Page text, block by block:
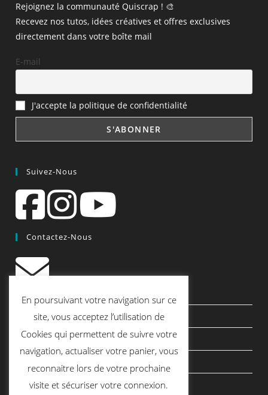
Rejoignez la communauté Quiscrap ! 🎨
Recevez nos tutos, idées créatives et offres exclusives
directement dans votre boîte mail
E-mail
J'accepte la politique de confidentialité
Suivez-Nous
Contactez-Nous
contact@quiscrap.fr
Les Fiches Techniques et les Tutos
Le Blog
Conditions générales de vente
Mentions légales
En poursuivant votre navigation sur ce
site, vous acceptez l’utilisation de
Cookies qui permettent de suivre votre
navigation, actualiser votre panier, vous
reconnaitre lors de votre prochaine
visite et sécuriser votre connexion.